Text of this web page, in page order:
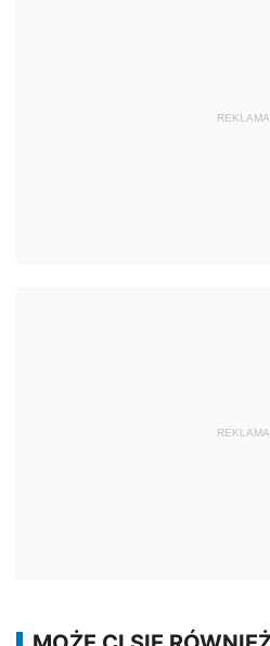
REKLAMA
REKLAMA